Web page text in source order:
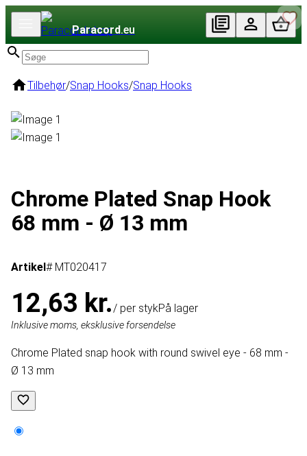
Paracord.eu
Tilbehør/Snap Hooks/Snap Hooks
Chrome Plated Snap Hook
68 mm - Ø 13 mm
Artikel# MT020417
12,63 kr./ per stykPå lager
Inklusive moms, eksklusive forsendelse
Chrome Plated snap hook with round swivel eye - 68 mm -
Ø 13 mm